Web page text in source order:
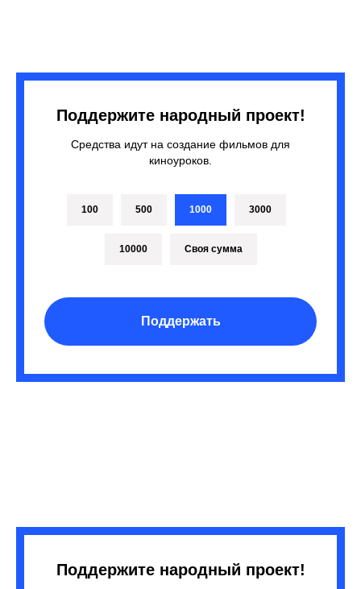
Поддержите народный проект!
Средства идут на создание фильмов для
киноуроков.
100 500 1000 3000
10000 Своя сумма
Поддержать
Поддержите народный проект!